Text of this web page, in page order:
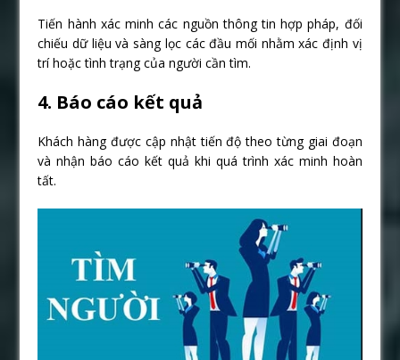
Tiến hành xác minh các nguồn thông tin hợp pháp, đối
chiếu dữ liệu và sàng lọc các đầu mối nhằm xác định vị
trí hoặc tình trạng của người cần tìm.
4. Báo cáo kết quả
Khách hàng được cập nhật tiến độ theo từng giai đoạn
và nhận báo cáo kết quả khi quá trình xác minh hoàn
tất.